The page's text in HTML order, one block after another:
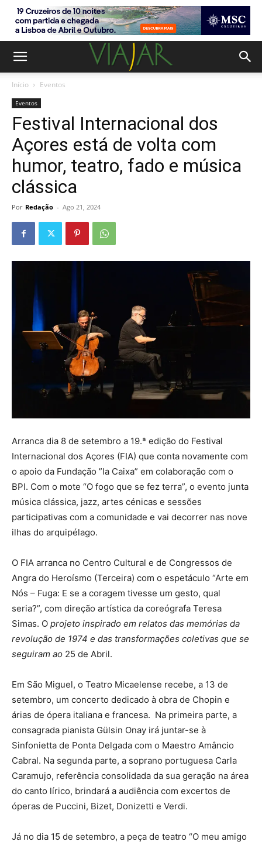
Início Eventos
Eventos
Festival Internacional dos
Açores está de volta com
humor, teatro, fado e música
clássica
Por Redação - Ago 21, 2024
Arranca dia 8 de setembro a 19.ª edição do Festival
Internacional dos Açores (FIA) que conta novamente com
o apoio da Fundação ”la Caixa” em colaboração com o
BPI. Com o mote “O fogo que se fez terra”, o evento junta
música clássica, jazz, artes cénicas e sessões
participativas com a comunidade e vai decorrer nas nove
ilhas do arquipélago.
O FIA arranca no Centro Cultural e de Congressos de
Angra do Heroísmo (Terceira) com o espetáculo “Arte em
Nós – Fuga: E se a coragem tivesse um gesto, qual
seria?”, com direção artística da coreógrafa Teresa
Simas. O projeto inspirado em relatos das memórias da
revolução de 1974 e das transformações coletivas que se
seguiram ao 25 de Abril.
Em São Miguel, o Teatro Micaelense recebe, a 13 de
setembro, um concerto dedicado à obra de Chopin e
árias de ópera italiana e francesa. Na primeira parte, a
consagrada pianista Gülsin Onay irá juntar-se à
Sinfonietta de Ponta Delgada com o Maestro Amâncio
Cabral. Na segunda parte, a soprano portuguesa Carla
Caramujo, referência consolidada da sua geração na área
do canto lírico, brindará a audiência com excertos de
óperas de Puccini, Bizet, Donizetti e Verdi.
Já no dia 15 de setembro, a peça de teatro “O meu amigo